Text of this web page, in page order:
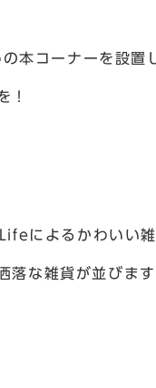
本コーナーを設置
！
によるかわいい
落な雑貨が並びま